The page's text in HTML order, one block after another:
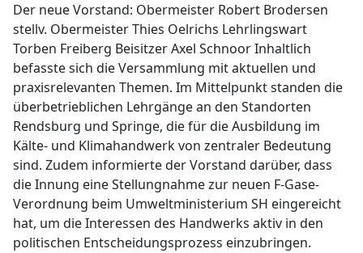
Der neue Vorstand: Obermeister Robert Brodersen
stellv. Obermeister Thies Oelrichs Lehrlingswart
Torben Freiberg Beisitzer Axel Schnoor Inhaltlich
befasste sich die Versammlung mit aktuellen und
praxisrelevanten Themen. Im Mittelpunkt standen die
überbetrieblichen Lehrgänge an den Standorten
Rendsburg und Springe, die für die Ausbildung im
Kälte- und Klimahandwerk von zentraler Bedeutung
sind. Zudem informierte der Vorstand darüber, dass
die Innung eine Stellungnahme zur neuen F-Gase-
Verordnung beim Umweltministerium SH eingereicht
hat, um die Interessen des Handwerks aktiv in den
politischen Entscheidungsprozess einzubringen.